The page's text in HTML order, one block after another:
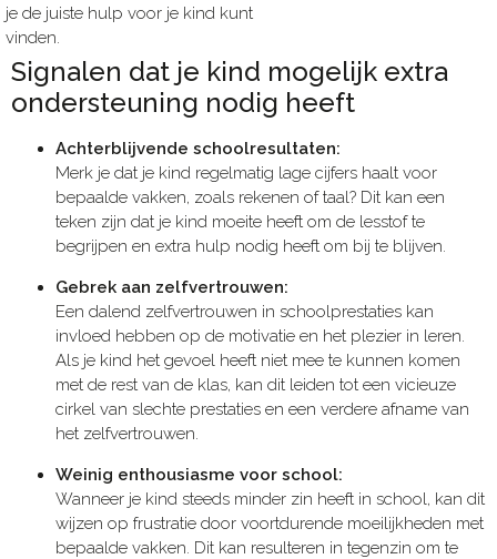
je de juiste hulp voor je kind kunt
vinden.
Signalen dat je kind mogelijk extra
ondersteuning nodig heeft
Achterblijvende schoolresultaten:
Merk je dat je kind regelmatig lage cijfers haalt voor
bepaalde vakken, zoals rekenen of taal? Dit kan een
teken zijn dat je kind moeite heeft om de lesstof te
begrijpen en extra hulp nodig heeft om bij te blijven.
Gebrek aan zelfvertrouwen:
Een dalend zelfvertrouwen in schoolprestaties kan
invloed hebben op de motivatie en het plezier in leren.
Als je kind het gevoel heeft niet mee te kunnen komen
met de rest van de klas, kan dit leiden tot een vicieuze
cirkel van slechte prestaties en een verdere afname van
het zelfvertrouwen.
Weinig enthousiasme voor school:
Wanneer je kind steeds minder zin heeft in school, kan dit
wijzen op frustratie door voortdurende moeilijkheden met
bepaalde vakken. Dit kan resulteren in tegenzin om te